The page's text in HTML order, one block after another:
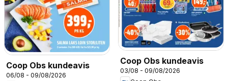
Coop Obs kundeavis
06/08 - 09/08/2026
Coop Obs kundeavis
03/08 - 09/08/2026